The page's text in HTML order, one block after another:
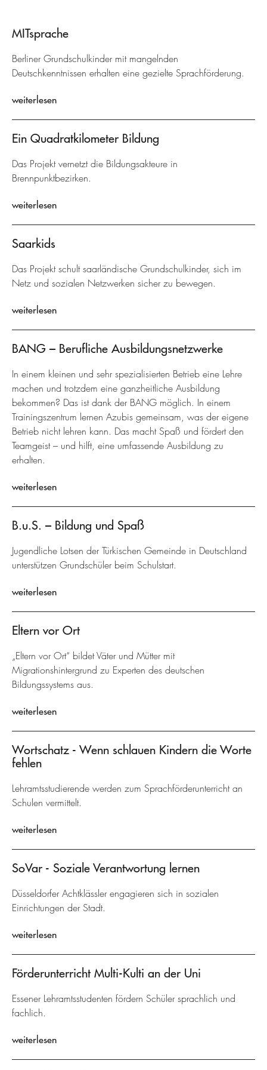
MITsprache
Berliner Grundschulkinder mit mangelnden
Deutschkenntnissen erhalten eine gezielte Sprachförderung.
weiterlesen
Ein Quadratkilometer Bildung
Das Projekt vernetzt die Bildungsakteure in
Brennpunktbezirken.
weiterlesen
Saarkids
Das Projekt schult saarländische Grundschulkinder, sich im
Netz und sozialen Netzwerken sicher zu bewegen.
weiterlesen
BANG – Berufliche Ausbildungsnetzwerke
In einem kleinen und sehr spezialisierten Betrieb eine Lehre
machen und trotzdem eine ganzheitliche Ausbildung
bekommen? Das ist dank der BANG möglich. In einem
Trainingszentrum lernen Azubis gemeinsam, was der eigene
Betrieb nicht lehren kann. Das macht Spaß und fördert den
Teamgeist – und hilft, eine umfassende Ausbildung zu
erhalten.
weiterlesen
B.u.S. – Bildung und Spaß
Jugendliche Lotsen der Türkischen Gemeinde in Deutschland
unterstützen Grundschüler beim Schulstart.
weiterlesen
Eltern vor Ort
„Eltern vor Ort“ bildet Väter und Mütter mit
Migrationshintergrund zu Experten des deutschen
Bildungssystems aus.
weiterlesen
Wortschatz - Wenn schlauen Kindern die Worte
fehlen
Lehramtsstudierende werden zum Sprachförderunterricht an
Schulen vermittelt.
weiterlesen
SoVar - Soziale Verantwortung lernen
Düsseldorfer Achtklässler engagieren sich in sozialen
Einrichtungen der Stadt.
weiterlesen
Förderunterricht Multi-Kulti an der Uni
Essener Lehramtsstudenten fördern Schüler sprachlich und
fachlich.
weiterlesen